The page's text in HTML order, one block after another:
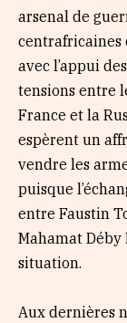
arsenal de
centrafricaines
avec l’appui
tensions entre
France et la
espèrent un
vendre les
puisque
entre Faustin
Mahamat Déby
situation.
Aux dernières